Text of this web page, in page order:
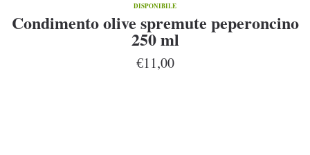
DISPONIBILE
Condimento olive spremute peperoncino
250 ml
€11,00